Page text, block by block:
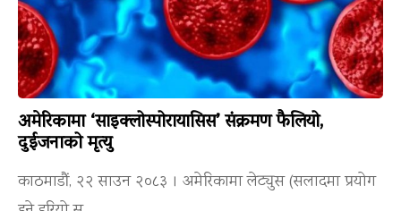
अमेरिकामा ‘साइक्लोस्पोरायासिस’ संक्रमण फैलियो,
दुईजनाको मृत्यु
काठमाडौं, २२ साउन २०८३ । अमेरिकामा लेट्युस (सलादमा प्रयोग